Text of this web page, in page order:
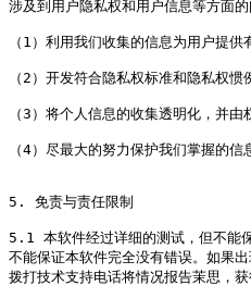
涉及到用户隐私权和用户信息等方面的
（1）利用我们收集的信息为用户提供
（2）开发符合隐私权标准和隐私权惯
（3）将个人信息的收集透明化，并由
（4）尽最大的努力保护我们掌握的信
5. 免责与责任限制
5.1 本软件经过详细的测试，但不能
不能保证本软件完全没有错误。如果
拨打技术支持电话将情况报告茉思，